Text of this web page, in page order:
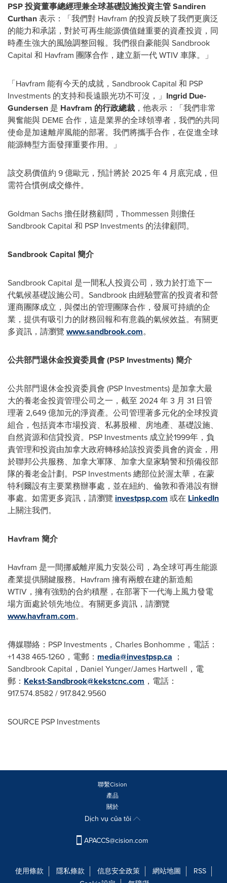
PSP 投資董事總經理兼全球基礎設施投資主管 Sandiren
Curthan表示：「我們對 Havfram 的投資反映了我們更廣泛
的能力和承諾，對於可再生能源價值鏈重要的資產投資，同
時產生強大的風險調整回報。我們很自豪能與 Sandbrook
Capital 和 Havfram 團隊合作，建立新一代 WTIV 車隊。」
「Havfram 能有今天的成就，Sandbrook Capital 和 PSP
Investments 的支持和長遠眼光功不可沒，」 Ingrid Due-
Gundersen 是 Havfram 的行政總裁 ，他表示：「我們非常
興奮能與 DEME 合作，這是業界的全球領導者，我們的共同
使命是加速離岸風能的部署。我們將攜手合作，在促進全球
能源轉型方面發揮重要作用。」
該交易價值約 9 億歐元，預計將於 2025 年 4 月底完成，但
需符合慣例成交條件。
Goldman Sachs 擔任財務顧問，Thommessen 則擔任
Sandbrook Capital 和 PSP Investments 的法律顧問。
Sandbrook Capital 簡介
Sandbrook Capital 是一間私人投資公司，致力於打造下一
代氣候基礎設施公司。Sandbrook 由經驗豐富的投資者和營
運商團隊成立，與傑出的管理團隊合作，發展可持續的企
業，提供有吸引力的財務回報和有意義的氣候效益。有關更
多資訊，請瀏覽 www.sandbrook.com。
公共部門退休金投資委員會 (PSP Investments) 簡介
公共部門退休金投資委員會 (PSP Investments) 是加拿大最
大的養老金投資管理公司之一，截至 2024 年 3 月 31 日管
理著 2,649 億加元的淨資產。公司管理著多元化的全球投資
組合，包括資本市場投資、私募股權、房地產、基礎設施、
自然資源和信貸投資。PSP Investments 成立於1999年，負
責管理和投資由加拿大政府轉移給該投資委員會的資金，用
於聯邦公共服務、加拿大軍隊、加拿大皇家騎警和預備役部
隊的養老金計劃。PSP Investments 總部位於渥太華，在蒙
特利爾設有主要業務辦事處，並在紐約、倫敦和香港設有辦
事處。如需更多資訊，請瀏覽 investpsp.com 或在 LinkedIn
上關注我們。
Havfram 簡介
Havfram 是一間挪威離岸風力安裝公司，為全球可再生能源
產業提供關鍵服務。Havfram 擁有兩艘在建的新造船
WTIV，擁有強勁的合約積壓，在部署下一代海上風力發電
場方面處於領先地位。有關更多資訊，請瀏覽
www.havfram.com。
傳媒聯絡：PSP Investments，Charles Bonhomme，電話：
+1 438 465-1260，電郵： media@investpsp.ca ；
Sandbrook Capital，Daniel Yunger/James Hartwell，電
郵： Kekst-Sandbrook@kekstcnc.com ，電話：
917.574.8582 / 917.842.9560
SOURCE PSP Investments
聯繫Cision
產品
關於
Dịch vụ của tôi
APACCS@cision.com
使用條款 隱私條款 信息安全政策 網站地圖
RSS